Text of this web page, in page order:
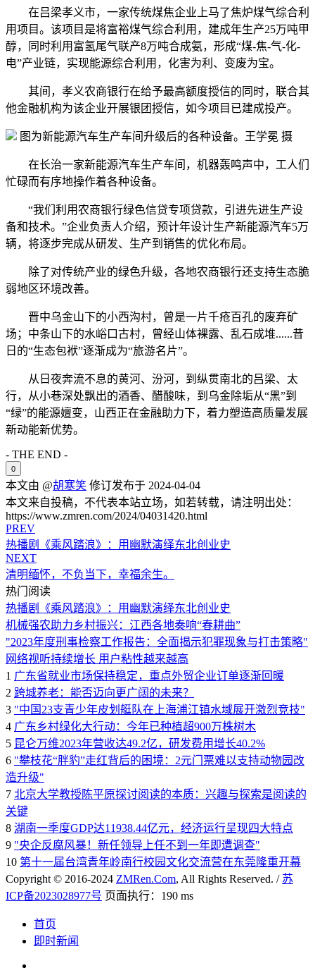
在吕梁孝义市，一家传统煤焦企业上马了焦炉煤气综合利
用项目。该项目是将富裕煤气综合利用，建成年生产25万吨甲
醇，同时利用富氢尾气联产8万吨合成氨，形成“煤-焦-气-化-
电”产业链，实现能源综合利用，化害为利、变废为宝。
其间，孝义农商银行在给予最高额度授信的同时，联合其
他金融机构为该企业开展银团授信，如今项目已建成投产。
图为新能源汽车生产车间升级后的各种设备。王学冕 摄
在长治一家新能源汽车生产车间，机器轰鸣声中，工人们
忙碌而有序地操作着各种设备。
“我们利用农商银行绿色信贷专项贷款，引进先进生产设
备和技术。”企业负责人介绍，预计年设计生产新能源汽车5万
辆，将逐步完成从研发、生产到销售的优化布局。
除了对传统产业的绿色升级，各地农商银行还支持生态脆
弱地区环境改善。
晋中乌金山下的小西沟村，曾是一片千疮百孔的废弃矿
场；中条山下的水峪口古村，曾经山体裸露、乱石成堆......昔
日的“生态包袱”逐渐成为“旅游名片”。
从日夜奔流不息的黄河、汾河，到纵贯南北的吕梁、太
行，从小巷深处飘出的酒香、醋酸味，到乌金除垢从“黑”到
“绿”的能源嬗变，山西正在金融助力下，着力塑造高质量发展
新动能新优势。
- THE END -
0
本文由 @胡寒笑 修订发布于 2024-04-04
本文来自投稿，不代表本站立场，如若转载，请注明出处：
https://www.zmren.com/2024/04031420.html
PREV
热播剧《乘风踏浪》：用幽默演绎东北创业史
NEXT
清明缅怀，不负当下，幸福余生。
热门阅读
热播剧《乘风踏浪》：用幽默演绎东北创业史
机械强农助力乡村振兴：江西各地奏响“春耕曲”
"2023年度刑事检察工作报告：全面揭示犯罪现象与打击策略"
网络视听持续增长 用户粘性越来越高
1 广东省就业市场保持稳定，重点外贸企业订单逐渐回暖
2 跨城养老：能否迈向更广阔的未来？
3 "中国23支青少年皮划艇队在上海浦江镇水域展开激烈竞技"
4 广东乡村绿化大行动：今年已种植超900万株树木
5 昆仑万维2023年营收达49.2亿，研发费用增长40.2%
6 "攀枝花“胖豹”走红背后的困境：2元门票难以支持动物园改
造升级"
7 北京大学教授陈平原探讨阅读的本质：兴趣与探索是阅读的
关键
8 湖南一季度GDP达11938.44亿元，经济运行呈现四大特点
9 "央企反腐风暴！新任领导上任不到一年即遭调查"
10 第十一届台湾青年岭南行校园文化交流营在东莞隆重开幕
Copyright © 2016-2024 ZMRen.Com, All Rights Reserved. / 苏
ICP备2023028977号 页面执行：190 ms
首页
即时新闻